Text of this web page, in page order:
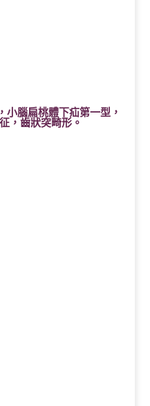
腦扁桃體下疝第一型，
，齒狀突畸形。